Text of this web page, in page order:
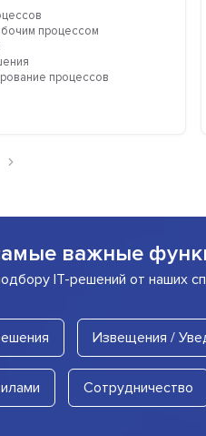
процессом
процессов
важные
IT-решений от наших
Извещения /
Сотрудничество